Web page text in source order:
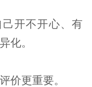
开不开心、有
化。
价更重要。